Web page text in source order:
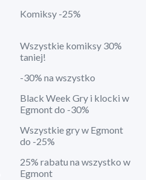
Komiksy -25%
Wszystkie komiksy 30%
taniej!
-30% na wszystko
Black Week Gry i klocki w
Egmont do -30%
Wszystkie gry w Egmont
do -25%
25% rabatu na wszystko w
Egmont